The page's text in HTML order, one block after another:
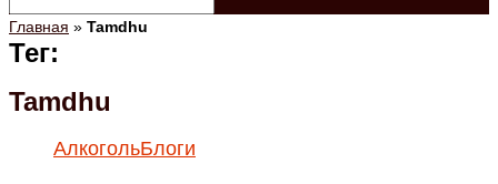
Главная » Tamdhu
Тег:
Tamdhu
АлкогольБлоги